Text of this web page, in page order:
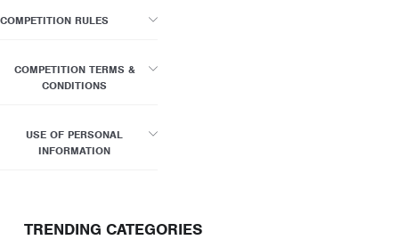
COMPETITION RULES
COMPETITION TERMS &
CONDITIONS
USE OF PERSONAL
INFORMATION
TRENDING CATEGORIES